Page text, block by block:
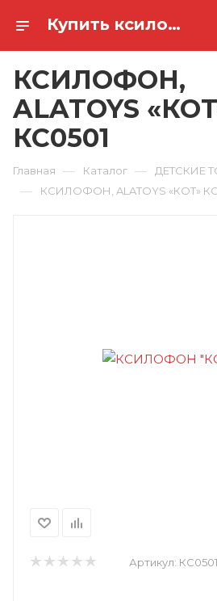
Купить ксилофон, alatoys «кот» КС0501 в Ростове-на-Дону
КСИЛОФОН,
ALATOYS
КС0501
Главная — Каталог — ДЕТСКИЕ
— КСИЛОФОН, ALATOYS «КОТ»
Артикул: КС0501